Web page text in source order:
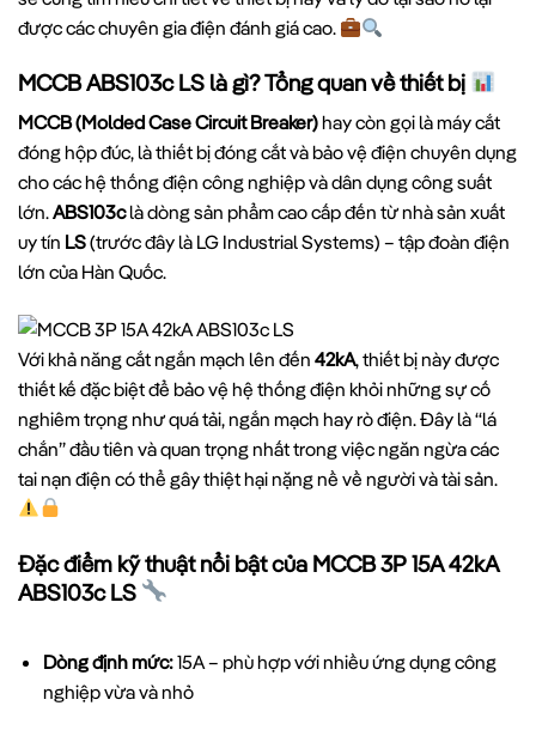
được các chuyên gia điện đánh giá cao.
MCCB ABS103c LS là gì? Tổng quan về thiết bị
MCCB (Molded Case Circuit Breaker)hay còn gọi là máy cắt
đóng hộp đúc, là thiết bị đóng cắt và bảo vệ điện chuyên dụng
cho các hệ thống điện công nghiệp và dân dụng công suất
lớn.ABS103clà dòng sản phẩm cao cấp đến từ nhà sản xuất
uy tín LS(trước đây là LG Industrial Systems) – tập đoàn điện
lớn của Hàn Quốc.
Với khả năng cắt ngắn mạch lên đến 42kA, thiết bị này được
thiết kế đặc biệt để bảo vệ hệ thống điện khỏi những sự cố
nghiêm trọng như quá tải, ngắn mạch hay rò điện. Đây là “lá
chắn” đầu tiên và quan trọng nhất trong việc ngăn ngừa các
tai nạn điện có thể gây thiệt hại nặng nề về người và tài sản.
Đặc điểm kỹ thuật nổi bật của MCCB 3P 15A 42kA
ABS103c LS
Dòng định mức:15A – phù hợp với nhiều ứng dụng công
nghiệp vừa và nhỏ